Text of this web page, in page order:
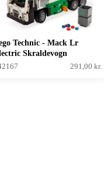
Technic - Mack Lr
Skraldevogn
291,00 kr.